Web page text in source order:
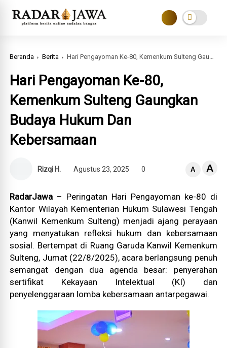
Beranda Berita Hari Pengayoman Ke-80, Kemenkum Sulteng Gaungkan Budaya Hukum Dan Kebersamaan
Hari Pengayoman Ke-80,
Kemenkum Sulteng Gaungkan
Budaya Hukum Dan
Kebersamaan
Rizqi H. Agustus 23, 2025 0 A A
RadarJawa – Peringatan Hari Pengayoman ke-80 di
Kantor Wilayah Kementerian Hukum Sulawesi Tengah
(Kanwil Kemenkum Sulteng) menjadi ajang perayaan
yang menyatukan refleksi hukum dan kebersamaan
sosial. Bertempat di Ruang Garuda Kanwil Kemenkum
Sulteng, Jumat (22/8/2025), acara berlangsung penuh
semangat dengan dua agenda besar: penyerahan
sertifikat Kekayaan Intelektual (KI) dan
penyelenggaraan lomba kebersamaan antarpegawai.